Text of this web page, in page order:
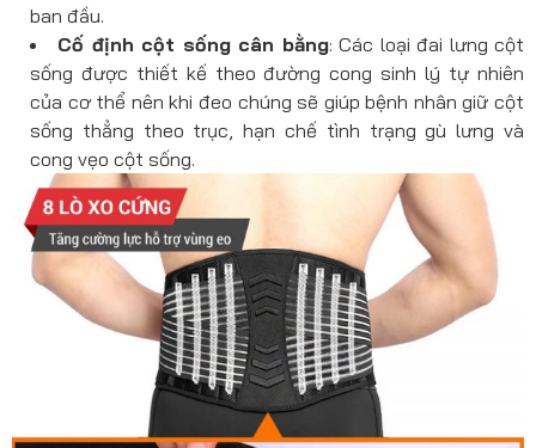
ban đầu.
Cố định cột sống cân bằng: Các loại đai lưng cột
sống được thiết kế theo đường cong sinh lý tự nhiên
của cơ thể nên khi đeo chúng sẽ giúp bệnh nhân giữ cột
sống thẳng theo trục, hạn chế tình trạng gù lưng và
cong vẹo cột sống.